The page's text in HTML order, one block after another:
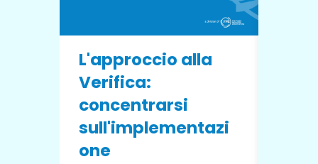
L'approccio alla
Verifica:
concentrarsi
sull'implementazi
one